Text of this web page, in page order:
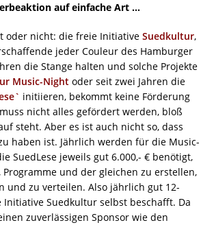
auf einfache Art …
oder nicht: die freie Initiative Suedkultur,
jeder Couleur des Hamburger
die Stange halten und solche Projekte
Music-Night oder seit zwei Jahren die
initiieren, bekommt keine Förderung
nicht alles gefördert werden, bloß
steht. Aber es ist auch nicht so, dass
haben ist. Jährlich werden für die Music-
SuedLese jeweils gut 6.000,- € benötigt,
Programme und der gleichen zu erstellen,
und zu verteilen. Also jährlich gut 12-
Initiative Suedkultur selbst beschafft. Da
zuverlässigen Sponsor wie den